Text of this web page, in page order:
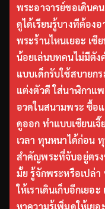
พระอาจารย์ขอเดินคน
ดูได้เรียนรู้บางทีต้อง
พระร้านไหนเยอะ เซี
น้อยเล่นบทคนไม่มีตัง
แบบเด็กรับใช้สบายกร
แต่งตัวดี ใส่นาฬิกาแ
อวดในสนามพระ ซื้อ
ดูออก ทำแบบเซียนเจี๊
เวลา ทุนหนาได้ก่อน
สำคัญพระที่จับอยู่ตรง
มั้ย รู้จักพระหรือเปล่
ให้เราเดินเก็บอีกเยอ
หาความรู้เพิ่มดูให้เย